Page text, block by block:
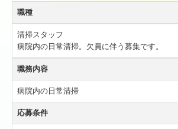
新着採用情報
募集情報 岡山赤十字病院 5
募集情報 医療法人 竜操整形 3
お問い合わせ
職種
清掃スタッフ
病院内の日常清掃。欠員に伴う募集です。
職務内容
病院内の日常清掃
応募条件